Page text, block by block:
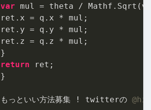
var mul = theta /
ret.x = q.x * mul;
ret.y = q.y * mul;
ret.z = q.z * mul;
return ret;
}
もっといい方法募集 ! twitterの